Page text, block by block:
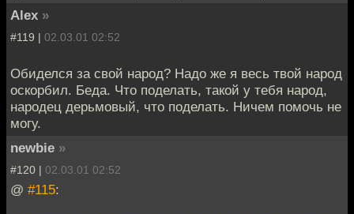
Alex »
#119 | 02.03.01 02:52
Обиделся за свой народ? Надо же я весь твой народ
оскорбил. Беда. Что поделать, такой у тебя народ,
народец дерьмовый, что поделать. Ничем помочь не
могу.
newbie »
#120 | 02.03.01 02:52
@ #115: